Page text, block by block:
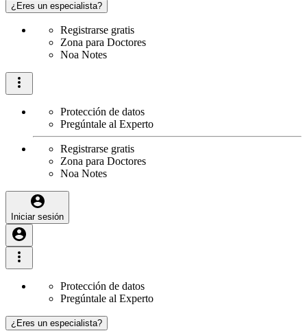
¿Eres un especialista?
Registrarse gratis
Zona para Doctores
Noa Notes
Protección de datos
Pregúntale al Experto
Registrarse gratis
Zona para Doctores
Noa Notes
Iniciar sesión
Protección de datos
Pregúntale al Experto
¿Eres un especialista?